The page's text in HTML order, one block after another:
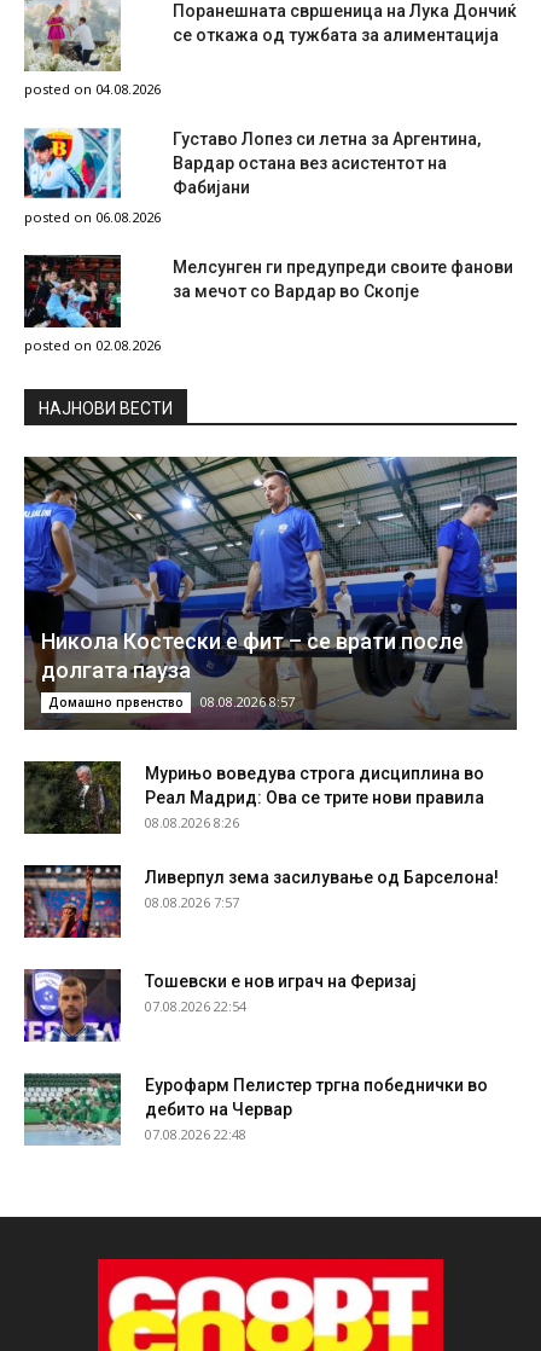
Поранешната свршеница на Лука Дончиќ
се откажа од тужбата за алиментација
posted on 04.08.2026
Густаво Лопез си летна за Аргентина,
Вардар остана вез асистентот на
Фабијани
posted on 06.08.2026
Мелсунген ги предупреди своите фанови
за мечот со Вардар во Скопје
posted on 02.08.2026
НAЈНОВИ ВЕСТИ
Никола Костески е фит – се врати после
долгата пауза
Домашно првенство 08.08.2026 8:57
Мурињо воведува строга дисциплина во
Реал Мадрид: Ова се трите нови правила
08.08.2026 8:26
Ливерпул зема засилување од Барселона!
08.08.2026 7:57
Тошевски е нов играч на Феризај
07.08.2026 22:54
Еурофарм Пелистер тргна победнички во
дебито на Червар
07.08.2026 22:48